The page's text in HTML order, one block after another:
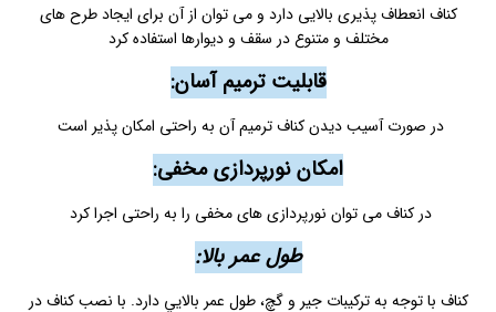
کناف انعطاف پذیری بالایی دارد و می توان از آن برای ایجاد طرح های
مختلف و متنوع در سقف و دیوارها استفاده کرد
قابلیت ترمیم آسان:
در صورت آسیب دیدن کناف ترمیم آن به راحتی امکان پذیر است
امکان نورپردازی مخفی:
در کناف می توان نورپردازی های مخفی را به راحتی اجرا کرد
طول عمر بالا:
کناف با توجه به تركيبات جير و گچ، طول عمر بالایي دارد. با نصب كناف در